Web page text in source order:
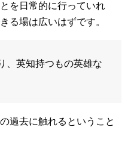
を日常的に行っていれ
る場は広いはずです。
、英知持つもの英雄な
過去に触れるということ